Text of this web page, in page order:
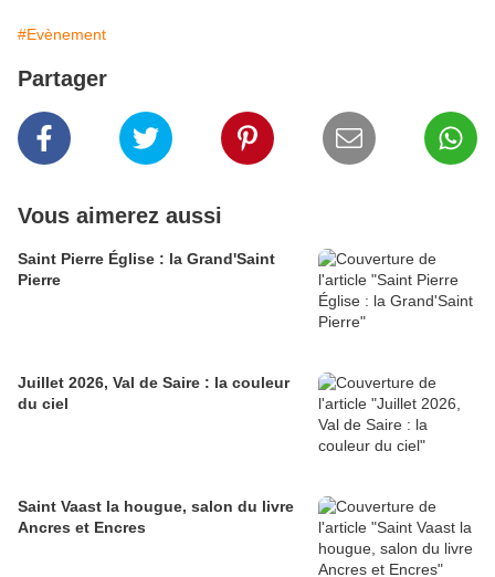
#Evènement
Partager
Vous aimerez aussi
Saint Pierre Église : la Grand'Saint
Pierre
Juillet 2026, Val de Saire : la couleur
du ciel
Saint Vaast la hougue, salon du livre
Ancres et Encres